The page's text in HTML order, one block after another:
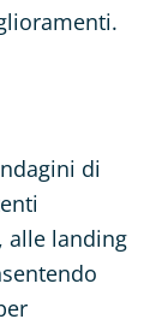
di
alle landing